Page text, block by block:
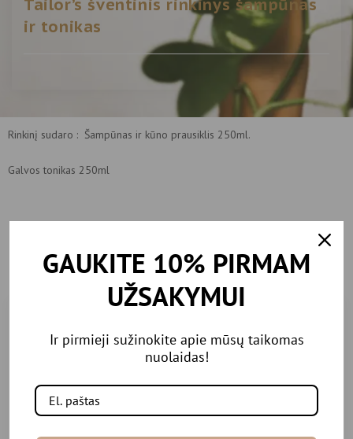
Tailor’s šventinis rinkinys šampūnas
ir tonikas
Rinkinį sudaro : Šampūnas ir kūno prausiklis 250ml.
Galvos tonikas 250ml
Rekomenduojamos
prekės
GAUKITE 10% PIRMAM
UŽSAKYMUI
Ir pirmieji sužinokite apie mūsų taikomas
nuolaidas!